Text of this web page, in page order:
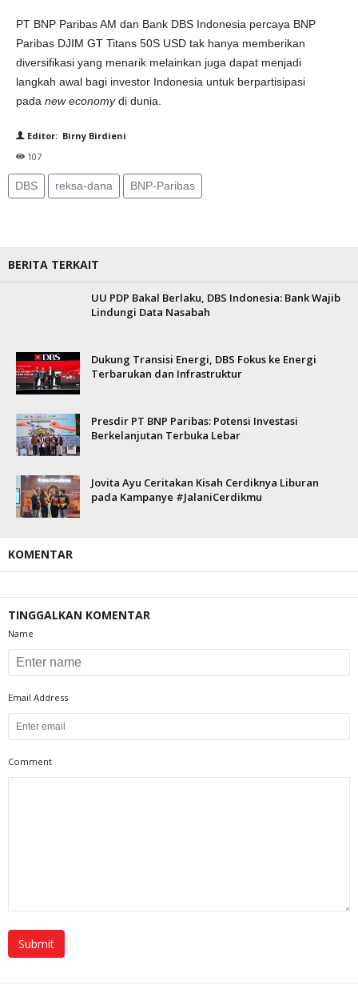
PT BNP Paribas AM dan Bank DBS Indonesia percaya BNP
Paribas DJIM GT Titans 50S USD tak hanya memberikan
diversifikasi yang menarik melainkan juga dapat menjadi
langkah awal bagi investor Indonesia untuk berpartisipasi
pada new economydi dunia.
Editor: Birny Birdieni
107
DBS reksa-dana BNP-Paribas
BERITA TERKAIT
UU PDP Bakal Berlaku, DBS Indonesia: Bank Wajib
Lindungi Data Nasabah
Dukung Transisi Energi, DBS Fokus ke Energi
Terbarukan dan Infrastruktur
Presdir PT BNP Paribas: Potensi Investasi
Berkelanjutan Terbuka Lebar
Jovita Ayu Ceritakan Kisah Cerdiknya Liburan
pada Kampanye #JalaniCerdikmu
KOMENTAR
TINGGALKAN KOMENTAR
Name
Email Address
Comment